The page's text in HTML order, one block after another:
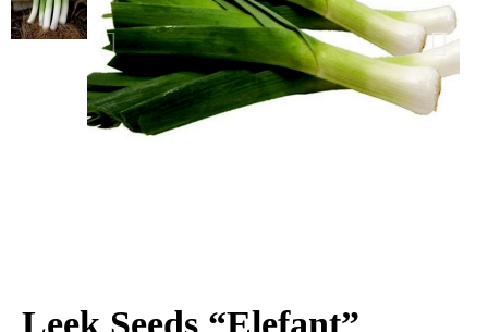
Leek Seeds “Elefant”